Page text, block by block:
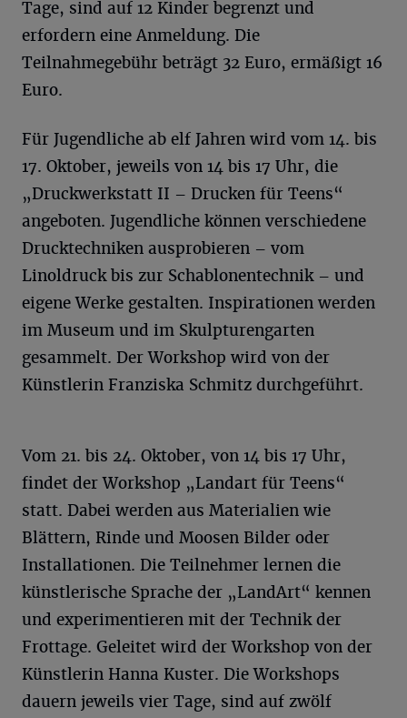
Tage, sind auf 12 Kinder begrenzt und
erfordern eine Anmeldung. Die
Teilnahmegebühr beträgt 32 Euro, ermäßigt 16
Euro.
Für Jugendliche ab elf Jahren wird vom 14. bis
17. Oktober, jeweils von 14 bis 17 Uhr, die
„Druckwerkstatt II – Drucken für Teens“
angeboten. Jugendliche können verschiedene
Drucktechniken ausprobieren – vom
Linoldruck bis zur Schablonentechnik – und
eigene Werke gestalten. Inspirationen werden
im Museum und im Skulpturengarten
gesammelt. Der Workshop wird von der
Künstlerin Franziska Schmitz durchgeführt.
Vom 21. bis 24. Oktober, von 14 bis 17 Uhr,
findet der Workshop „Landart für Teens“
statt. Dabei werden aus Materialien wie
Blättern, Rinde und Moosen Bilder oder
Installationen. Die Teilnehmer lernen die
künstlerische Sprache der „LandArt“ kennen
und experimentieren mit der Technik der
Frottage. Geleitet wird der Workshop von der
Künstlerin Hanna Kuster. Die Workshops
dauern jeweils vier Tage, sind auf zwölf